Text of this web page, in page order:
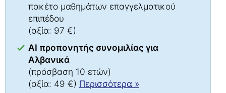
πακέτο μαθημάτων επαγγελματικού
επιπέδου
(αξία: 97 €)
AI προπονητής συνομιλίας για
Αλβανικά
(πρόσβαση 10 ετών)
(αξία: 49 €) Περισσότερα »